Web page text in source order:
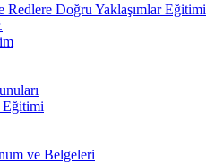
Redlere Doğru Yaklaşımlar Eğitimi
Eğitimi
ve Belgeleri